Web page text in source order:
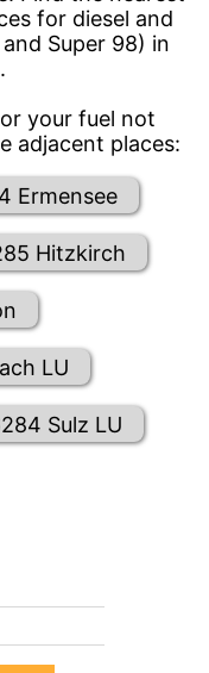
for diesel and
Super 98) in
your fuel not
adjacent places:
Ermensee
Hitzkirch
LU
Sulz LU